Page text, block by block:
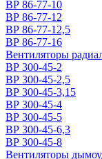
ВР 86-77-10
ВР 86-77-12
ВР 86-77-12,5
ВР 86-77-16
Вентиляторы
ВР 300-45-2
ВР 300-45-2,5
ВР 300-45-3,15
ВР 300-45-4
ВР 300-45-5
ВР 300-45-6,3
ВР 300-45-8
Вентиляторы